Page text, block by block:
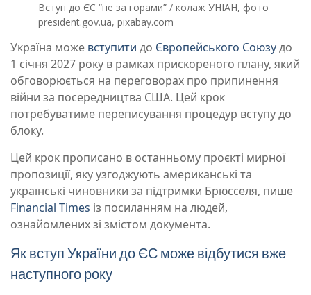
Вступ до ЄС “не за горами” / колаж УНІАН, фото
president.gov.ua, pixabay.com
Україна може вступити до Європейського Союзудо
1 січня 2027 року в рамках прискореного плану, який
обговорюється на переговорах про припинення
війни за посередництва США. Цей крок
потребуватиме переписування процедур вступу до
блоку.
Цей крок прописано в останньому проєкті мирної
пропозиції, яку узгоджують американські та
українські чиновники за підтримки Брюсселя, пише
Financial Times із посиланням на людей,
ознайомлених зі змістом документа.
Як вступ України до ЄС може відбутися вже
наступного року